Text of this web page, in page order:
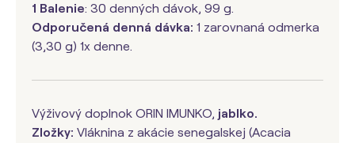
1 Balenie: 30 denných dávok, 99 g.
Odporučená denná dávka: 1 zarovnaná odmerka
(3,30 g) 1x denne.
Výživový doplnok ORIN IMUNKO, jablko.
Zložky: Vláknina z akácie senegalskej (Acacia